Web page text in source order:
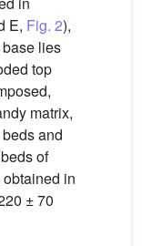
E, Fig. 2),
lies
top
matrix,
and
of
in
± 70